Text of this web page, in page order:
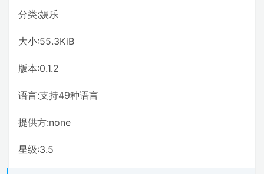
分类:娱乐
大小:55.3KiB
版本:0.1.2
语言:支持49种语言
提供方:none
星级:3.5